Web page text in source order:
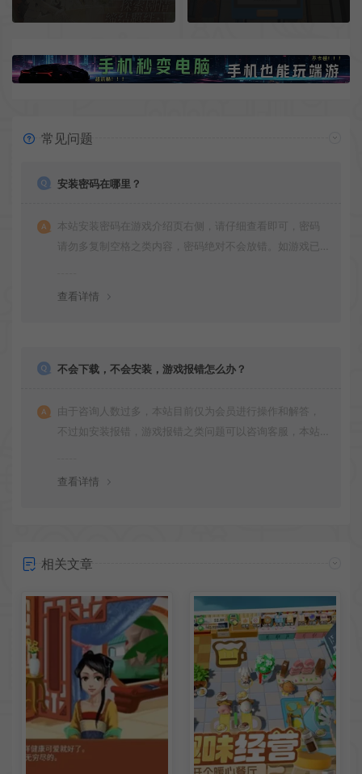
常见问题
安装密码在哪里？
本站安装密码在游戏介绍页右侧，请仔细查看即可，密码
请勿多复制空格之类内容，密码绝对不会放错。如游戏已
查看详情
不会下载，不会安装，游戏报错怎么办？
由于咨询人数过多，本站目前仅为会员进行操作和解答，
不过如安装报错，游戏报错之类问题可以咨询客服，本站
查看详情
相关文章